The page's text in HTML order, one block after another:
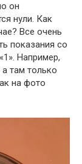
он
нули. Как
Все очень
показания со
Например,
там только
на фото